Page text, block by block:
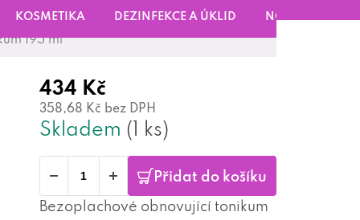
KOSMETIKA DEZINFEKCE A ÚKLID NOVINKY
195 ml
434 Kč
358,68 Kč bez DPH
Skladem (1 ks)
Přidat do košíku
Bezoplachové obnovující tonikum